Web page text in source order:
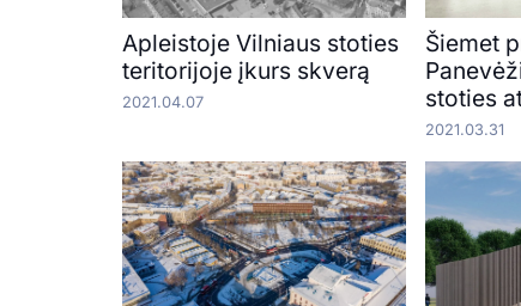
Apleistoje Vilniaus stoties
teritorijoje įkurs skverą
2021.04.07
Šiemet
stoties
2021.03.31